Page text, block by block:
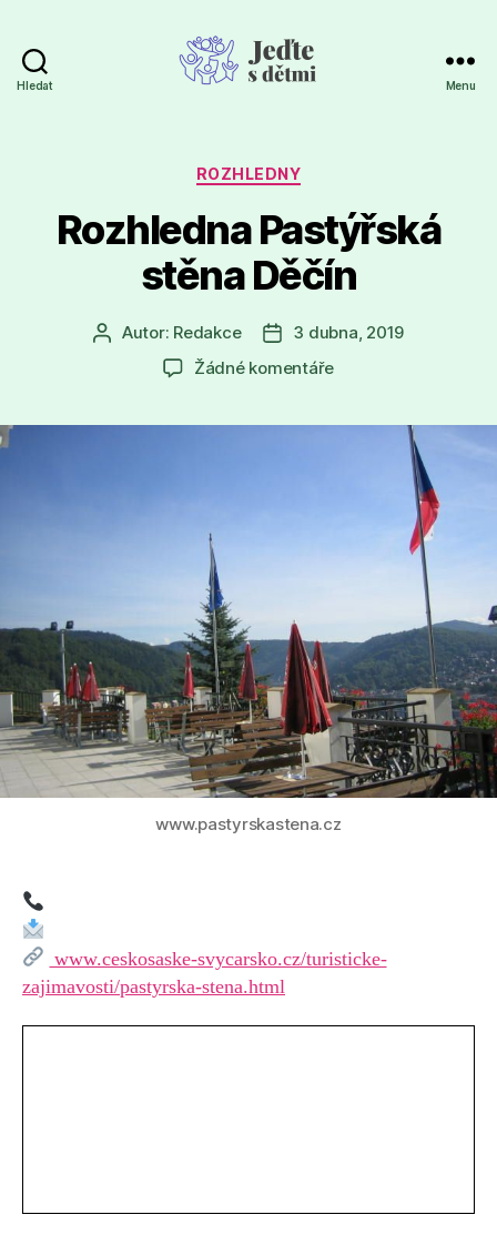
Hledat Menu
Rubriky
ROZHLEDNY
Rozhledna Pastýřská
stěna Děčín
Autor
příspěvku
Autor: Redakce
Datum
příspěvku
3 dubna, 2019
Žádné komentářeu
Rozhledna
www.pastyrskastena.cz
www.ceskosaske-svycarsko.cz/turisticke-
zajimavosti/pastyrska-stena.html